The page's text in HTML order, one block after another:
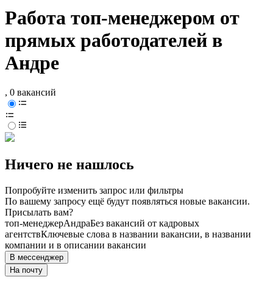
Работа топ-менеджером от
прямых работодателей в
Андре
, 0 вакансий
Ничего не нашлось
Попробуйте изменить запрос или фильтры
По вашему запросу ещё будут появляться новые вакансии.
Присылать вам?
топ-менеджерАндраБез вакансий от кадровых
агентствКлючевые слова в названии вакансии, в названии
компании и в описании вакансии
В мессенджер
На почту